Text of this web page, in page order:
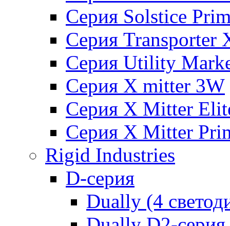
Серия Solstice
Серия Transporter
Серия Utility
Серия X mitter 3W
Серия X Mitter
Серия X Mitter
Rigid Industries
D-серия
Dually (4